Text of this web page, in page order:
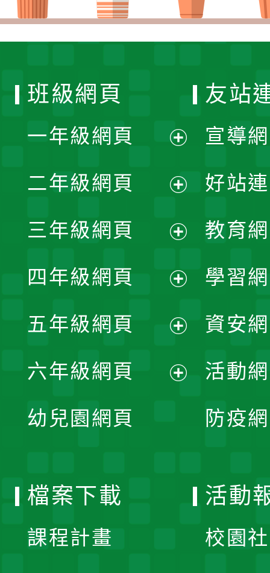
班級網頁
一年級網頁
開
選
單
二年級網頁
開
選
單
三年級網頁
開
選
單
四年級網頁
開
選
五年級網頁
開
六年級網頁
幼兒園網頁
友站
宣導
好站
教育
學習
資安
活動
防疫
檔案下載
課程計畫
活動
校園